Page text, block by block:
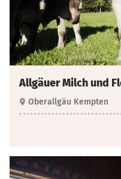
Allgäuer Milch und
Oberallgäu Kempten